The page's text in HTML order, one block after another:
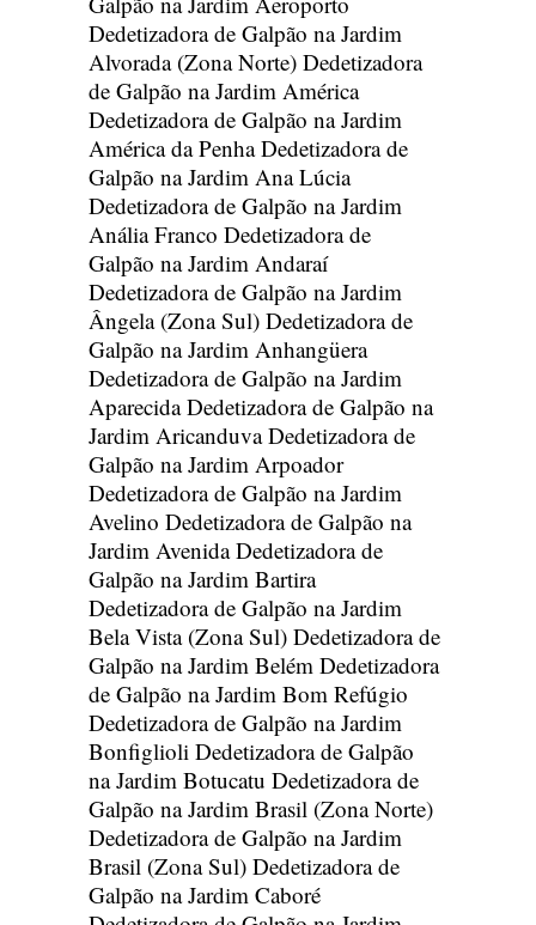
Dedetizadora de Galpão na Jardim
Alvorada (Zona Norte) Dedetizadora
de Galpão na Jardim América
Dedetizadora de Galpão na Jardim
América da PenhaDedetizadora de
Galpão na Jardim Ana Lúcia
Dedetizadora de Galpão na Jardim
Anália Franco Dedetizadora de
Galpão na Jardim Andaraí
Dedetizadora de Galpão na Jardim
Ângela (Zona Sul) Dedetizadora de
Galpão na Jardim Anhangüera
Dedetizadora de Galpão na Jardim
AparecidaDedetizadora de Galpão na
Jardim AricanduvaDedetizadora de
Galpão na Jardim Arpoador
Dedetizadora de Galpão na Jardim
Avelino Dedetizadora de Galpão na
Jardim AvenidaDedetizadora de
Galpão na Jardim Bartira
Dedetizadora de Galpão na Jardim
Bela Vista (Zona Sul) Dedetizadora de
Galpão na Jardim Belém Dedetizadora
de Galpão na Jardim Bom Refúgio
Dedetizadora de Galpão na Jardim
Bonfiglioli Dedetizadora de Galpão
na Jardim Botucatu Dedetizadora de
Galpão na Jardim Brasil (Zona Norte)
Dedetizadora de Galpão na Jardim
Brasil (Zona Sul) Dedetizadora de
Galpão na Jardim Caboré